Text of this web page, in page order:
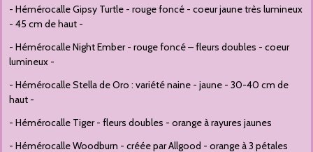
- Hémérocalle Gipsy Turtle - rouge foncé - coeur jaune très lumineux
- 45 cm de haut -
- Hémérocalle Night Ember - rouge foncé – fleurs doubles - coeur
lumineux -
- Hémérocalle Stella de Oro : variété naine - jaune - 30-40 cm de
haut -
- Hémérocalle Tiger - fleurs doubles - orange à rayures jaunes
- Hémérocalle Woodburn - créée par Allgood - orange à 3 pétales